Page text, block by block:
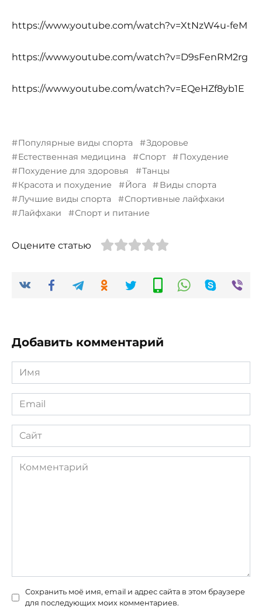
https://www.youtube.com/watch?v=XtNzW4u-feM
https://www.youtube.com/watch?v=D9sFenRM2rg
https://www.youtube.com/watch?v=EQeHZf8yb1E
Популярные виды спорта
Здоровье
Естественная медицина
Спорт
Похудение
Похудение для здоровья
Танцы
Красота и похудение
Йога
Виды спорта
Лучшие виды спорта
Спортивные лайфхаки
Лайфхаки
Спорт и питание
Оцените статью
Добавить комментарий
Имя
*
Email
*
Сайт
Комментарий
Сохранить моё имя, email и адрес сайта в этом браузере
для последующих моих комментариев.